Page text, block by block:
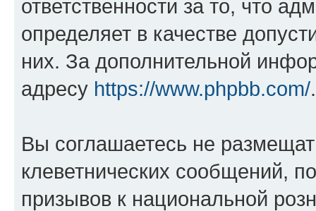
ответственности за то, что
определяет в качестве
них. За дополнительной
адресу https://www.phpbb.com/.
Вы соглашаетесь не
клеветнических сообщений,
призывов к национальной